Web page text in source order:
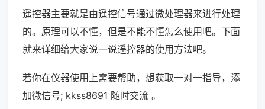
遥控器主要就是由遥控信号通过微处理器来进行处理
的。原理可以不懂，但是不能不懂怎么使用吧。下面
就来详细给大家说一说遥控器的使用方法吧。
若你在仪器使用上需要帮助，想获取一对一指导，添
加微信号; kkss8691 随时交流 。